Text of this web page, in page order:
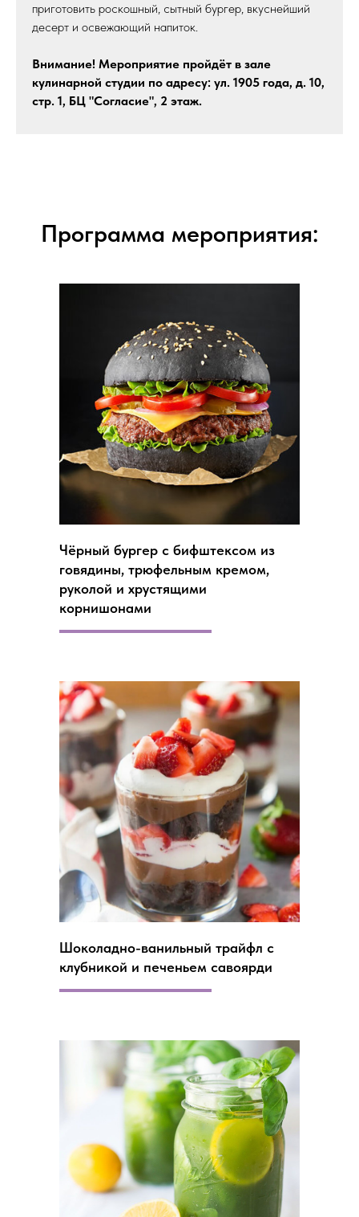
приготовить роскошный, сытный бургер, вкуснейший
десерт и освежающий напиток.
Внимание! Мероприятие пройдёт в зале
кулинарной студии по адресу: ул. 1905 года, д. 10,
стр. 1, БЦ "Согласие", 2 этаж.
Программа мероприятия:
Чёрный бургер с бифштексом из
говядины, трюфельным кремом,
руколой и хрустящими
корнишонами
Шоколадно-ванильный трайфл с
клубникой и печеньем савоярди